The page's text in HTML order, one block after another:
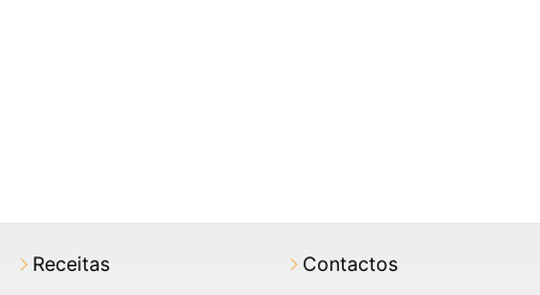
Receitas
Contactos